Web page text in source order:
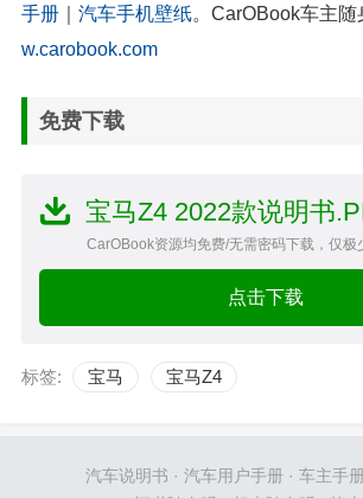
手册
汽车手机壁纸。CarOBook车主随
w.carobook.com
免费下载
宝马Z4 2022款说明书
CarOBook资源均免费/无需密码下载，仅极
点击下载
标签: 宝马 宝马Z4
汽车说明书 · 汽车用户手册· 车主手